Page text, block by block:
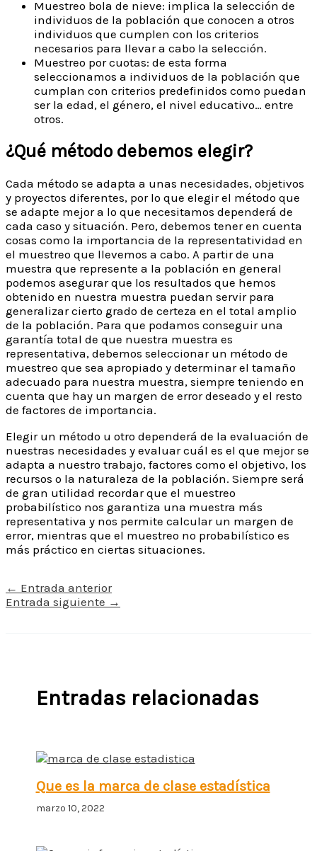
Muestreo bola de nieve: implica la selección de
individuos de la población que conocen a otros
individuos que cumplen con los criterios
necesarios para llevar a cabo la selección.
Muestreo por cuotas: de esta forma
seleccionamos a individuos de la población que
cumplan con criterios predefinidos como puedan
ser la edad, el género, el nivel educativo… entre
otros.
¿Qué método debemos elegir?
Cada método se adapta a unas necesidades, objetivos
y proyectos diferentes, por lo que elegir el método que
se adapte mejor a lo que necesitamos dependerá de
cada caso y situación. Pero, debemos tener en cuenta
cosas como la importancia de la representatividad en
el muestreo que llevemos a cabo. A partir de una
muestra que represente a la población en general
podemos asegurar que los resultados que hemos
obtenido en nuestra muestra puedan servir para
generalizar cierto grado de certeza en el total amplio
de la población. Para que podamos conseguir una
garantía total de que nuestra muestra es
representativa, debemos seleccionar un método de
muestreo que sea apropiado y determinar el tamaño
adecuado para nuestra muestra, siempre teniendo en
cuenta que hay un margen de error deseado y el resto
de factores de importancia.
Elegir un método u otro dependerá de la evaluación de
nuestras necesidades y evaluar cuál es el que mejor se
adapta a nuestro trabajo, factores como el objetivo, los
recursos o la naturaleza de la población. Siempre será
de gran utilidad recordar que el muestreo
probabilístico nos garantiza una muestra más
representativa y nos permite calcular un margen de
error, mientras que el muestreo no probabilístico es
más práctico en ciertas situaciones.
← Entrada anterior
Entrada siguiente →
Entradas relacionadas
Que es la marca de clase estadística
marzo 10, 2022